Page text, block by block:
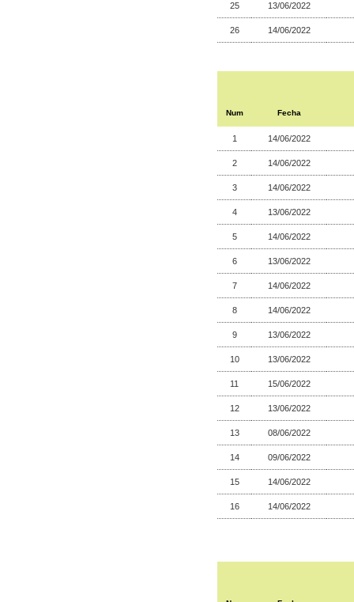
25 13/06/2022
26 14/06/2022
Num Fecha
1 14/06/2022
2 14/06/2022
3 14/06/2022
4 13/06/2022
5 14/06/2022
6 13/06/2022
7 14/06/2022
8 14/06/2022
9 13/06/2022
10 13/06/2022
11 15/06/2022
12 13/06/2022
13 08/06/2022
14 09/06/2022
15 14/06/2022
16 14/06/2022